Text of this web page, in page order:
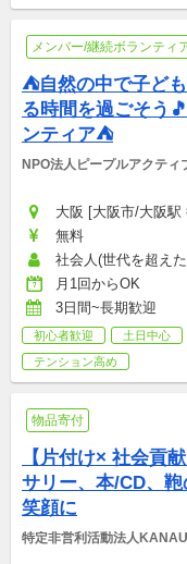
メンバー/継続ボランティ
⛺自然の中で子ど
る時間を過ごそう
ンティア⛺
NPO法人ピープルアクティ
大阪 [大阪市/大阪
無料
社会人(世代を超え
月1回からOK
3日間~長期歓迎
初心者歓迎 土日中心
テンション高め
物品寄付
【片付け× 社会貢
サリー、本/CD、
笑顔に
特定非営利活動法人KANAU